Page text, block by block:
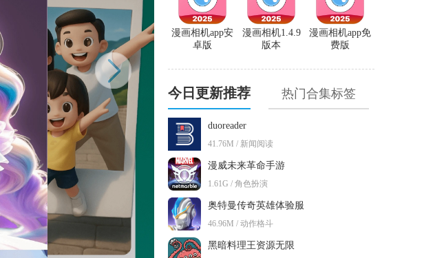
漫画相机app免
费版
漫画相机1.4.9
版本
漫画相机app安
卓版
今日更新推荐 热门合集标签
duoreader
41.76M / 新闻阅读
漫威未来革命手游
1.61G / 角色扮演
奥特曼传奇英雄体验服
46.96M / 动作格斗
黑暗料理王资源无限